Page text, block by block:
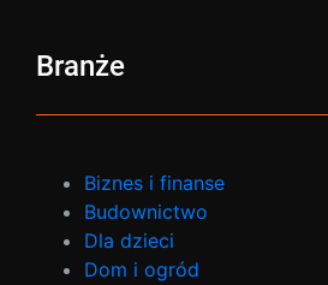
Branże
Biznes i finanse
Budownictwo
Dla dzieci
Dom i ogród